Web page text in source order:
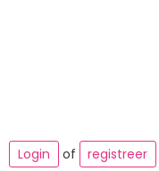
Login
of registreer